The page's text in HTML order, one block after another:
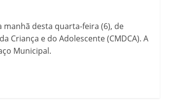
manhã desta quarta-feira (6), de
Criança e do Adolescente (CMDCA). A
Municipal.